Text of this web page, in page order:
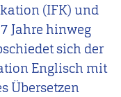
(IFK) und
Jahre hinweg
sich der
Englisch mit
Übersetzen